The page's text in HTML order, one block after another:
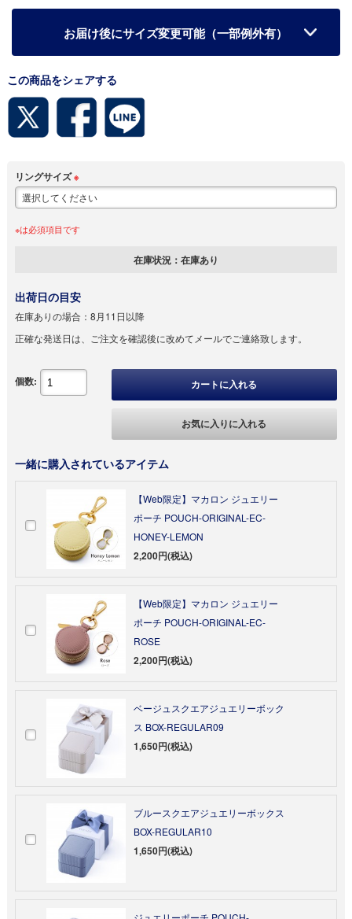
お届け後にサイズ変更可能（一部例外有）
この商品をシェアする
リングサイズ※
※は必須項目です
在庫状況： 在庫あり
出荷日の目安
在庫ありの場合： 8月11日以降
正確な発送日は、ご注文を確認後に改めてメールでご連絡致します。
個数: カートに入れる
お気に入りに入れる
一緒に購入されているアイテム
【Web限定】マカロン ジュエリー
ポーチ POUCH-ORIGINAL-EC-
HONEY-LEMON
2,200円(税込)
【Web限定】マカロン ジュエリー
ポーチ POUCH-ORIGINAL-EC-
ROSE
2,200円(税込)
ベージュスクエアジュエリーボック
ス BOX-REGULAR09
1,650円(税込)
ブルースクエアジュエリーボックス
BOX-REGULAR10
1,650円(税込)